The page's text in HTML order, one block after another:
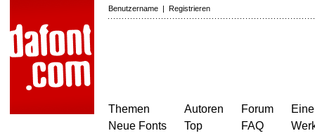
Benutzername | Registrieren
Themen
Neue Fonts
Autoren
Top
Forum
FAQ